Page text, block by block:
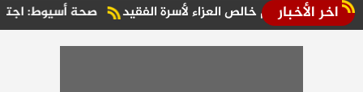
اخر الأخبار صحة أسيوط: اجتماع موسع خالص العزاء لأسرة الفقيد